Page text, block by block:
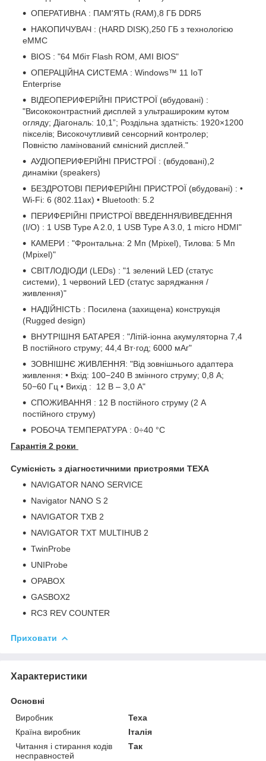
ОПЕРАТИВНА : ПАМ'ЯТЬ (RAM),8 ГБ DDR5
НАКОПИЧУВАЧ : (HARD DISK),250 ГБ з технологією
eMMC
BIOS : "64 Мбіт Flash ROM, AMI BIOS"
ОПЕРАЦІЙНА СИСТЕМА : Windows™ 11 IoT
Enterprise
ВІДЕОПЕРИФЕРІЙНІ ПРИСТРОЇ (вбудовані) :
"Висококонтрастний дисплей з ультрашироким кутом
огляду; Діагональ: 10,1”; Роздільна здатність: 1920×1200
пікселів; Високочутливий сенсорний контролер;
Повністю ламінований ємнісний дисплей."
АУДІОПЕРИФЕРІЙНІ ПРИСТРОЇ : (вбудовані),2
динаміки (speakers)
БЕЗДРОТОВІ ПЕРИФЕРІЙНІ ПРИСТРОЇ (вбудовані) : •
Wi-Fi: 6 (802.11ax) • Bluetooth: 5.2
ПЕРИФЕРІЙНІ ПРИСТРОЇ ВВЕДЕННЯ/ВИВЕДЕННЯ
(I/O) : 1 USB Type A 2.0, 1 USB Type A 3.0, 1 micro HDMI"
КАМЕРИ : "Фронтальна: 2 Мп (Mpixel), Тилова: 5 Мп
(Mpixel)"
СВІТЛОДІОДИ (LEDs) : "1 зелений LED (статус
системи), 1 червоний LED (статус заряджання /
живлення)"
НАДІЙНІСТЬ : Посилена (захищена) конструкція
(Rugged design)
ВНУТРІШНЯ БАТАРЕЯ : "Літій-іонна акумуляторна 7,4
В постійного струму; 44,4 Вт·год; 6000 мАг"
ЗОВНІШНЄ ЖИВЛЕННЯ: "Від зовнішнього адаптера
живлення: • Вхід: 100−240 В змінного струму; 0,8 A;
50−60 Гц • Вихід : 12 В – 3,0 A"
СПОЖИВАННЯ : 12 В постійного струму (2 A
постійного струму)
РОБОЧА ТЕМПЕРАТУРА : 0÷40 °C
Гарантія 2 роки
Сумісність з діагностичними пристроями TEXA
NAVIGATOR NANO SERVICE
Navigator NANO S 2
NAVIGATOR TXB 2
NAVIGATOR TXT MULTIHUB 2
TwinProbe
UNIProbe
OPABOX
GASBOX2
RC3 REV COUNTER
Приховати
Характеристики
Основні
Виробник
Texa
Країна виробник
Італія
Читання і стирання кодів
несправностей
Так